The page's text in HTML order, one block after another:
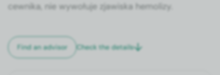
cewni­ka, nie wywołu­je zjawiska hemo­lizy.
Find an advi­sor Check the details